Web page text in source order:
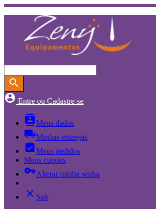
search
account_circle Entre ou Cadastre-se
contactsMeus dados
local_shippingMinhas entregas
assignment_turned_inMeus pedidos
Meus cupons
vpn_keyAlterar minha senha
close Sair